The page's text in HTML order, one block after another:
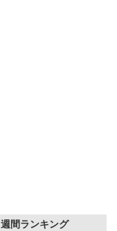
週間ランキング